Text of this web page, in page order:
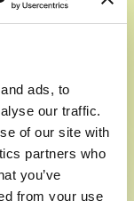
ads, to
our traffic.
of our site with
partners who
you’ve
from your use
NEW – Carbon &